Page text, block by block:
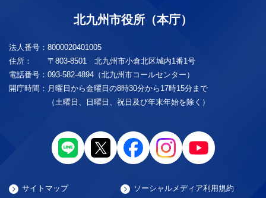
北九州市役所（本庁）
法人番号： 8000020401005
住所：
〒803-8501 北九州市小倉北区城内1番1号
電話番号： 093-582-4894（北九州市コールセンター）
開庁時間： 月曜日から金曜日の8時30分から17時15分まで
（土曜日、日曜日、祝日及び年末年始を除く）
サイトマップ ソーシャルメディア利用規約